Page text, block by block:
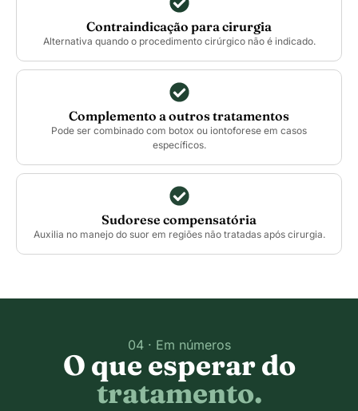
Contraindicação para cirurgia
Alternativa quando o procedimento cirúrgico não é indicado.
Complemento a outros tratamentos
Pode ser combinado com botox ou iontoforese em casos
específicos.
Sudorese compensatória
Auxilia no manejo do suor em regiões não tratadas após cirurgia.
04 · Em números
O que esperar do
tratamento.